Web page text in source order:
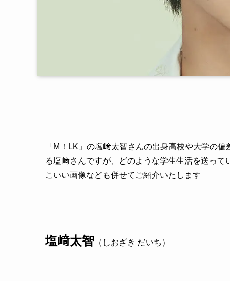
「M！LK」の塩﨑太智さんの出身高校や大学の
る塩﨑さんですが、どのような学生生活を送っ
こいい画像なども併せてご紹介いたします
塩﨑太智 （しおざき だいち）